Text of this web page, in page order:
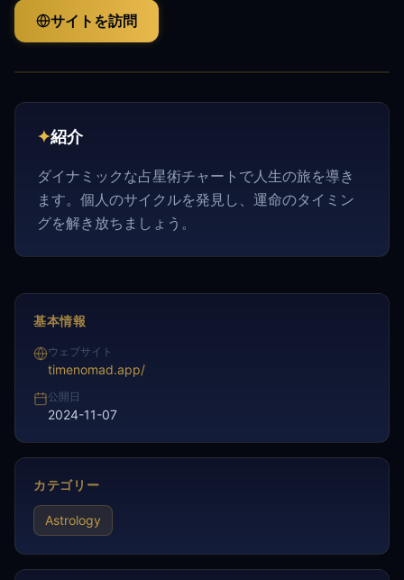
サイトを訪問
✦紹介
ダイナミックな占星術チャートで人生の旅を導き
ます。個人のサイクルを発見し、運命のタイミン
グを解き放ちましょう。
基本情報
ウェブサイト
timenomad.app/
公開日
2024-11-07
カテゴリー
Astrology